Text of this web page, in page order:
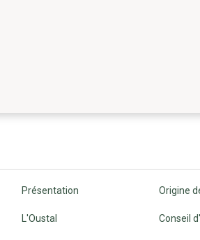
Présentation Origine
L'Oustal Conseil